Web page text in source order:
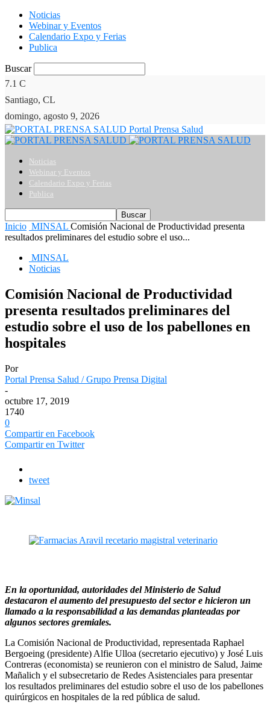
Noticias
Webinar y Eventos
Calendario Expo y Ferias
Publica
Buscar
7.1 C
Santiago, CL
domingo, agosto 9, 2026
Portal Prensa Salud
Noticias
Webinar y Eventos
Calendario Expo y Ferias
Publica
Inicio MINSAL Comisión Nacional de Productividad presenta
resultados preliminares del estudio sobre el uso...
MINSAL
Noticias
Comisión Nacional de Productividad
presenta resultados preliminares del
estudio sobre el uso de los pabellones en
hospitales
Por
Portal Prensa Salud / Grupo Prensa Digital
-
octubre 17, 2019
1740
0
Compartir en Facebook
Compartir en Twitter
tweet
En la oportunidad, autoridades del Ministerio de Salud
destacaron el aumento del presupuesto del sector e hicieron un
llamado a la responsabilidad a las demandas planteadas por
algunos sectores gremiales.
La Comisión Nacional de Productividad, representada Raphael
Bergoeing (presidente) Alfie Ulloa (secretario ejecutivo) y José Luis
Contreras (economista) se reunieron con el ministro de Salud, Jaime
Mañalich y el subsecretario de Redes Asistenciales para presentar
los resultados preliminares del estudio sobre el uso de los pabellones
quirúrgicos en hospitales de la red pública de salud.